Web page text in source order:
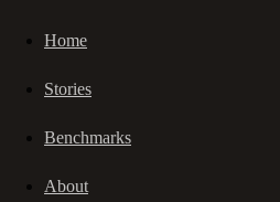
Home
Stories
Benchmarks
About